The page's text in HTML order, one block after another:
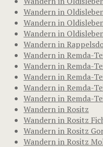
Wandern in
Wandern in
Wandern in
Wandern in
Wandern in Remda-
Wandern in Remda-
Wandern in Remda-
Wandern in Remda-
Wandern in Remda-
Wandern in Rositz
Wandern in Rositz
Wandern in Rositz
Wandern in Rositz